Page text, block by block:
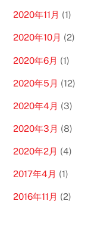
2020年11月 (1)
2020年10月 (2)
2020年6月 (1)
2020年5月 (12)
2020年4月 (3)
2020年3月 (8)
2020年2月 (4)
2017年4月 (1)
2016年11月 (2)